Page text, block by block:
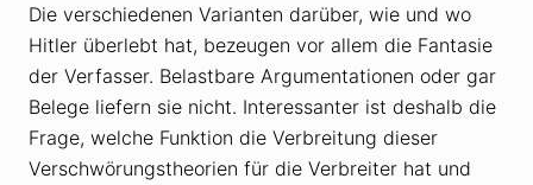
Die verschiedenen Varianten darüber, wie und wo
Hitler überlebt hat, bezeugen vor allem die Fantasie
der Verfasser. Belastbare Argumentationen oder gar
Belege liefern sie nicht. Interessanter ist deshalb die
Frage, welche Funktion die Verbreitung dieser
Verschwörungstheorien für die Verbreiter hat und